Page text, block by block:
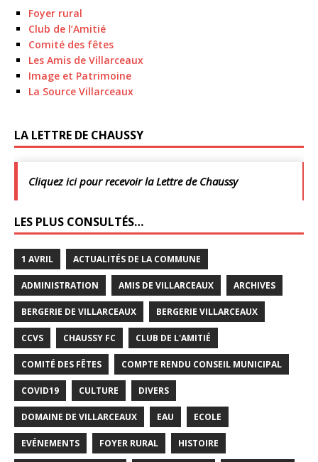
Foyer rural
Club de l’Amitié
Comité des fêtes
Les Amis de Villarceaux
Image et Patrimoine
La Source Villarceaux
LA LETTRE DE CHAUSSY
Cliquez ici pour recevoir la Lettre de Chaussy
LES PLUS CONSULTÉS…
1 AVRIL ACTUALITÉS DE LA COMMUNE
ADMINISTRATION AMIS DE VILLARCEAUX ARCHIVES
BERGERIE DE VILLARCEAUX BERGERIE VILLARCEAUX
CCVS CHAUSSY FC CLUB DE L'AMITIÉ
COMITÉ DES FÊTES COMPTE RENDU CONSEIL MUNICIPAL
COVID19 CULTURE DIVERS
DOMAINE DE VILLARCEAUX EAU ECOLE
EVÉNEMENTS FOYER RURAL HISTOIRE